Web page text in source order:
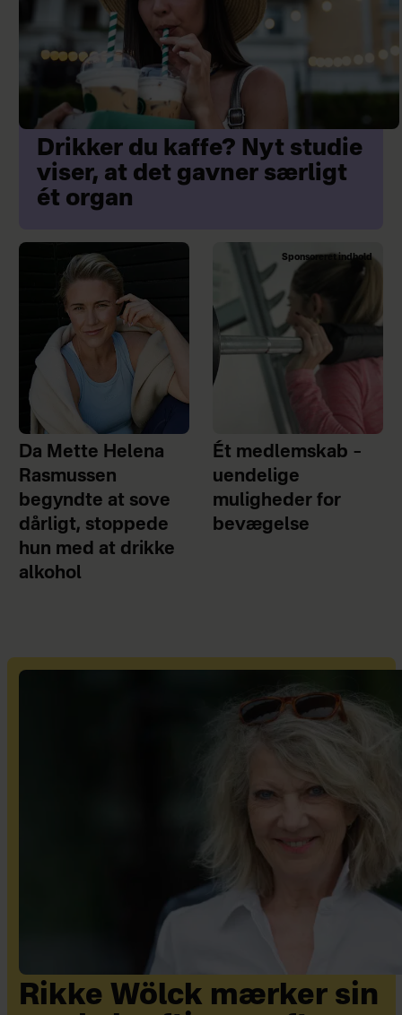
Drikker du kaffe? Nyt studie
viser, at det gavner særligt
ét organ
Da Mette Helena
Rasmussen
begyndte at sove
dårligt, stoppede
hun med at drikke
alkohol
Sponsoreret indhold
Ét medlemskab –
uendelige
muligheder for
bevægelse
Rikke Wölck mærker sin